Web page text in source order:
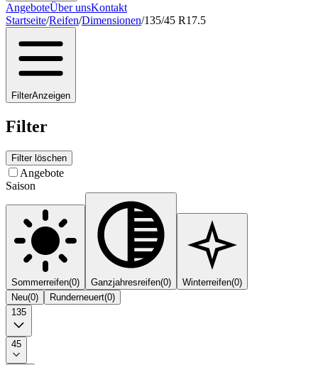
AngeboteÜber unsKontakt
Startseite/Reifen/Dimensionen/135/45 R17.5
FilterAnzeigen
Filter
Filter löschen
Angebote
Saison
Sommerreifen(0) Ganzjahresreifen(0) Winterreifen(0)
Neu(0) Runderneuert(0)
135
45